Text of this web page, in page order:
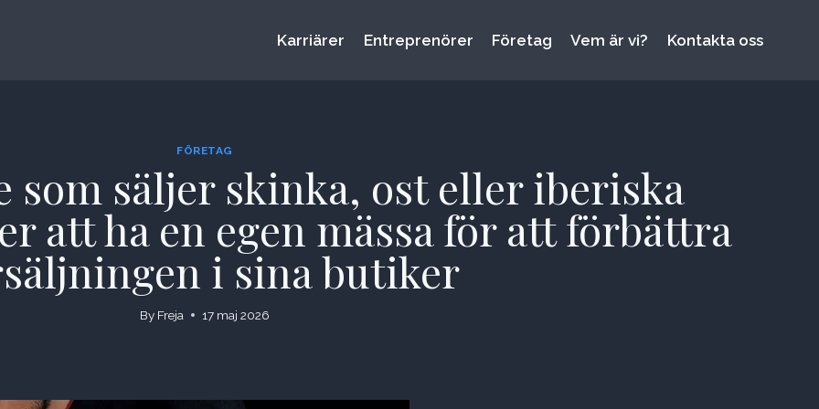
Karriärer Entreprenörer Företag Vem är vi? Kontakta oss
FÖRETAG
som säljer skinka, ost eller iberiska
att ha en egen mässa för att förbättra
i sina butiker
By Freja 17 maj 2026